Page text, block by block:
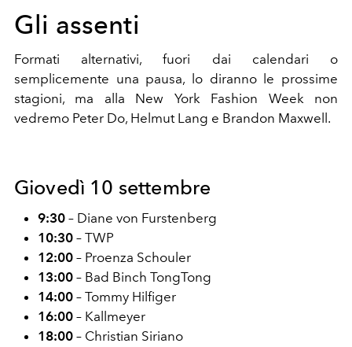
Gli assenti
Formati alternativi, fuori dai calendari o
semplicemente una pausa, lo diranno le prossime
stagioni, ma alla New York Fashion Week non
vedremo Peter Do, Helmut Lang e Brandon Maxwell.
Giovedì 10 settembre
9:30 – Diane von Furstenberg
10:30 – TWP
12:00 – Proenza Schouler
13:00 – Bad Binch TongTong
14:00 – Tommy Hilfiger
16:00 – Kallmeyer
18:00 – Christian Siriano